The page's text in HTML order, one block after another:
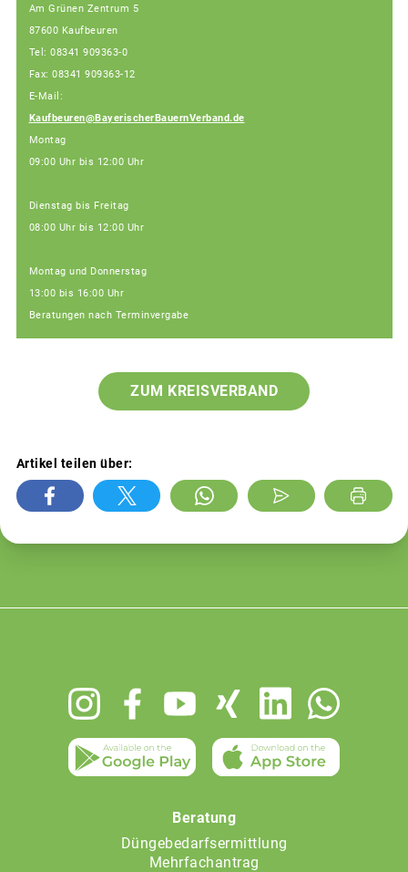
Am Grünen Zentrum 5
87600 Kaufbeuren
Tel: 08341 909363-0
Fax: 08341 909363-12
E-Mail:
Kaufbeuren@BayerischerBauernVerband.de
Montag
09:00 Uhr bis 12:00 Uhr
Dienstag bis Freitag
08:00 Uhr bis 12:00 Uhr
Montag und Donnerstag
13:00 bis 16:00 Uhr
Beratungen nach Terminvergabe
ZUM KREISVERBAND
Artikel teilen über:
Beratung
Düngebedarfsermittlung
Mehrfachantrag